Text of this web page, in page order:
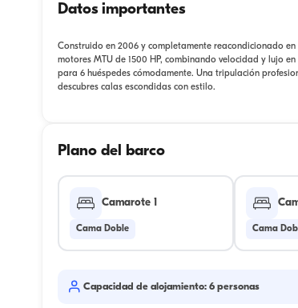
Datos importantes
Construido en 2006 y completamente reacondicionado
motores MTU de 1500 HP, combinando velocidad y lujo
para 6 huéspedes cómodamente. Una tripulación
descubres calas escondidas con estilo.
Plano del barco
Camarote 1
Cama Doble Cama
Capacidad de alojamiento: 6 personas